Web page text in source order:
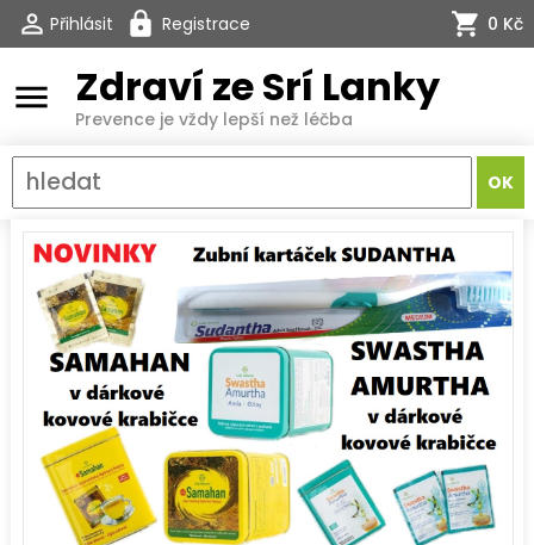
Přihlásit Registrace 0 Kč
menu Zdraví ze Srí Lanky
Prevence je vždy lepší než léčba